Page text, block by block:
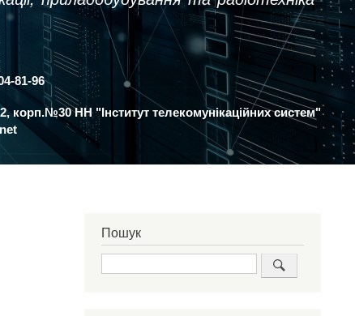
81-96
корп.№30 НН "Інститут телекомунікаційних систем"
Пошук